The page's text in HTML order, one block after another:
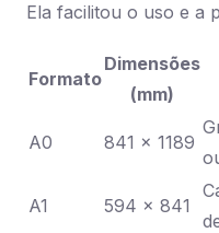
Ela facilitou o uso e a
Formato
Dimensões
(mm)
A0 841 x 1189
A1 594 x 841